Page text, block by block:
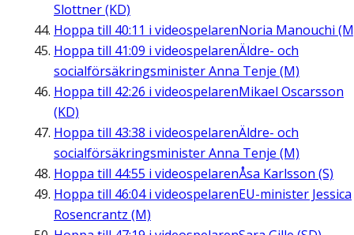
Slottner (KD)
Hoppa till 40:11 i videospelarenNoria Manouchi
Hoppa till 41:09 i videospelarenÄldre- och
socialförsäkringsminister Anna Tenje (M)
Hoppa till 42:26 i videospelarenMikael Oscarsson
(KD)
Hoppa till 43:38 i videospelarenÄldre- och
socialförsäkringsminister Anna Tenje (M)
Hoppa till 44:55 i videospelarenÅsa Karlsson (S)
Hoppa till 46:04i videospelarenEU-minister Jessica
Rosencrantz (M)